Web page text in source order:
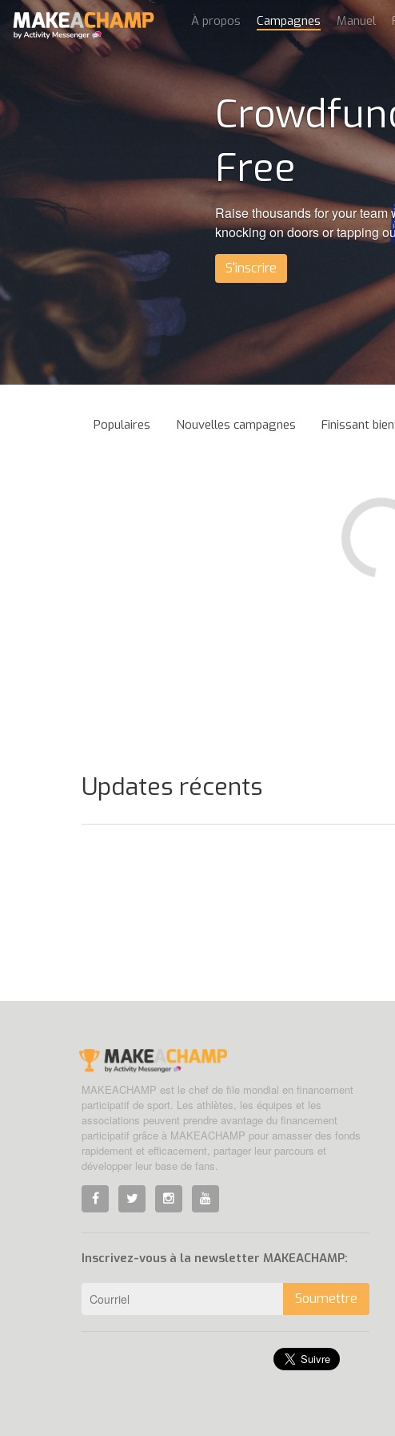
À propos Campagnes Manuel
Free
Raise thousands for your
knocking on doors or tapping
S'inscrire
Populaires Nouvelles campagnes Finissant
Updates récents
MAKEACHAMP est le chef de file mondial en financement
participatif de sport. Les athlètes, les équipes et les
associations peuvent prendre avantage du financement
participatif grâce à MAKEACHAMP pour amasser des fonds
rapidement et efficacement, partager leur parcours et
développer leur base de fans.
Inscrivez-vous à la newsletter MAKEACHAMP:
Soumettre